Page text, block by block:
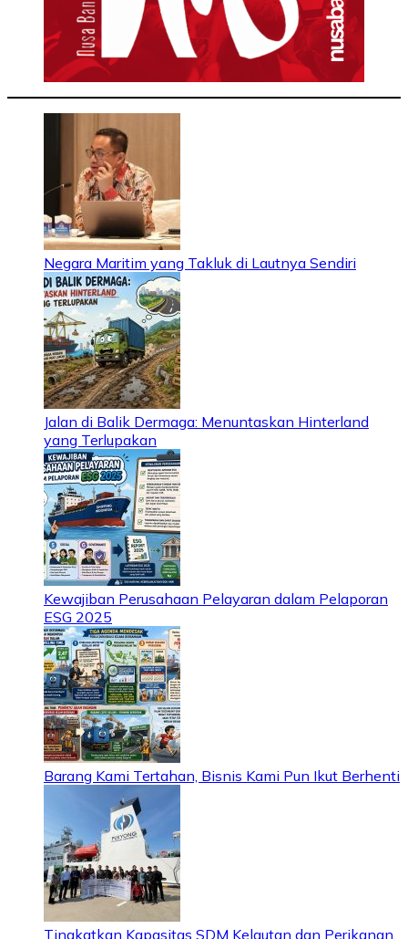
Negara Maritim yang Takluk di Lautnya Sendiri
Jalan di Balik Dermaga: Menuntaskan Hinterland
yang Terlupakan
Kewajiban Perusahaan Pelayaran dalam Pelaporan
ESG 2025
Barang Kami Tertahan, Bisnis Kami Pun Ikut Berhenti
Tingkatkan Kapasitas SDM Kelautan dan Perikanan,